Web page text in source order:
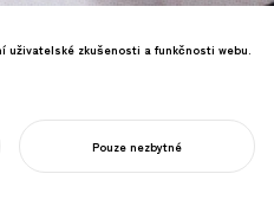
podnikatelským záměrem na nádraží
uživatelské zkušenosti a funkčnosti webu.
Pouze nezbytné